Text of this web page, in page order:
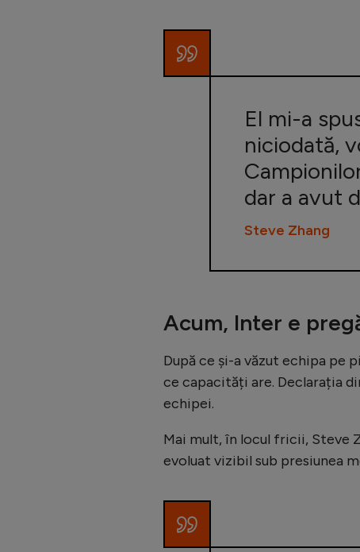
El mi-a
niciodată,
dar a avut
Steve Zhang
Acum, Inter e
După ce și-a văzut echipa pe
ce capacități are. Declarația
echipei.
Mai mult, în locul fricii, Steve
evoluat vizibil sub presiunea